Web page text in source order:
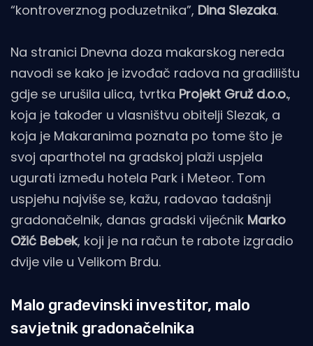
“kontroverznog poduzetnika”, Dina Slezaka.
Na stranici Dnevna doza makarskog nereda
navodi se kako je izvođač radova na gradilištu
gdje se urušila ulica, tvrtka Projekt Gruž d.o.o.,
koja je također u vlasništvu obitelji Slezak, a
koja je Makaranima poznata po tome što je
svoj aparthotel na gradskoj plaži uspjela
ugurati između hotela Park i Meteor. Tom
uspjehu najviše se, kažu, radovao tadašnji
gradonačelnik, danas gradski vijećnik Marko
Ožić Bebek, koji je na račun te rabote izgradio
dvije vile u Velikom Brdu.
Malo građevinski investitor, malo
savjetnik gradonačelnika